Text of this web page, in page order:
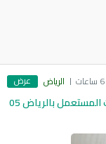
الرياض عرض
توصيل جمعيه خيريه تاخذ تستقبل الاثاث المستعمل بالرياض 05